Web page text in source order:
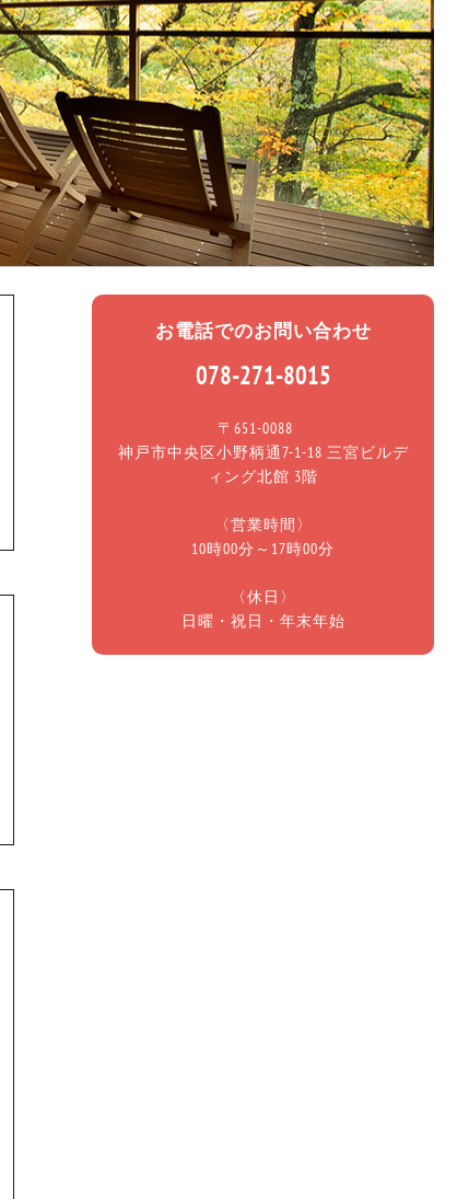
お電話でのお問い合わせ
078-271-8015
〒651-0088
神戸市中央区小野柄通7-1-18 三宮ビルデ
ィング北館 3階
〈営業時間〉
10時00分～17時00分
〈休日〉
日曜・祝日・年末年始